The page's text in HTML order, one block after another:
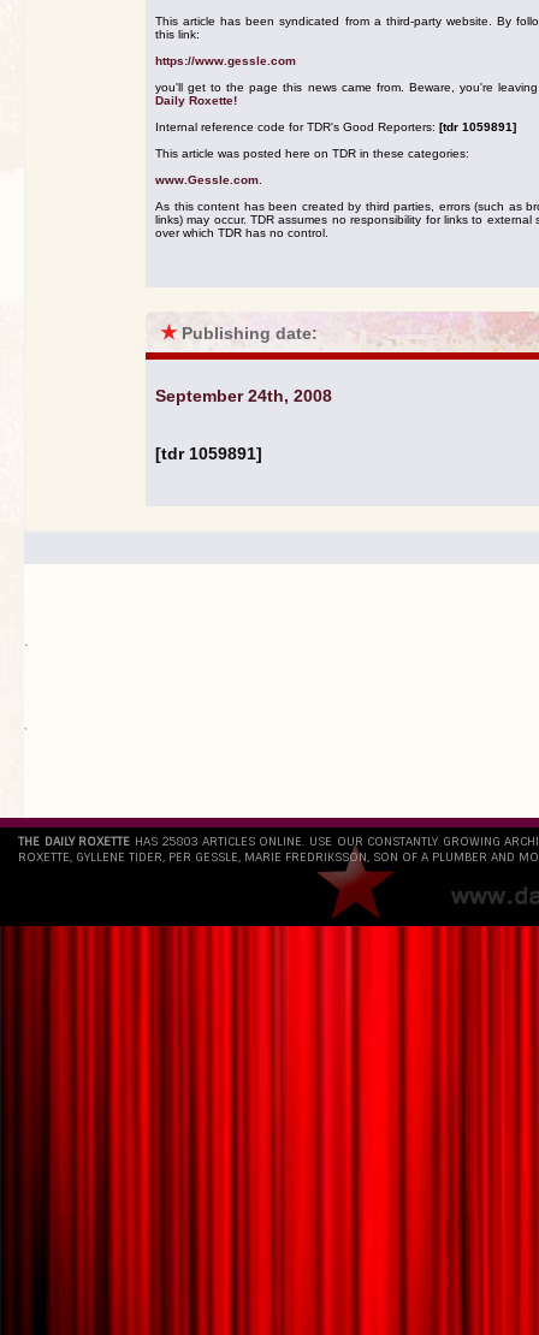
This article has been syndicated from a third-party website. By
this link:
https://www.gessle.com
you'll get to the page this news came from. Beware, you're
Daily Roxette!
Internal reference code for TDR's Good Reporters: [tdr 1059891]
This article was posted here on TDR in these categories:
www.Gessle.com
As this content has been created by third parties, errors (such as
links) may occur. TDR assumes no responsibility for links to external
over which TDR has no control.
★ Publishing date:
September 24th, 2008
[tdr 1059891]
.
`
THE DAILY ROXETTE HAS 25803 ARTICLES ONLINE. USE OUR CONSTANTLY GROWING
ROXETTE, GYLLENE TIDER, PER GESSLE, MARIE FREDRIKSSON, SON OF A PLUMBER AND